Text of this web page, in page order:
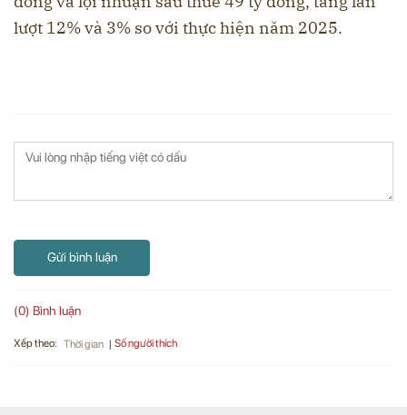
lượt 12% và 3% so với thực hiện năm 2025.
Gửi bình luận
(0) Bình luận
Xếp theo: Thời gian Số người thích